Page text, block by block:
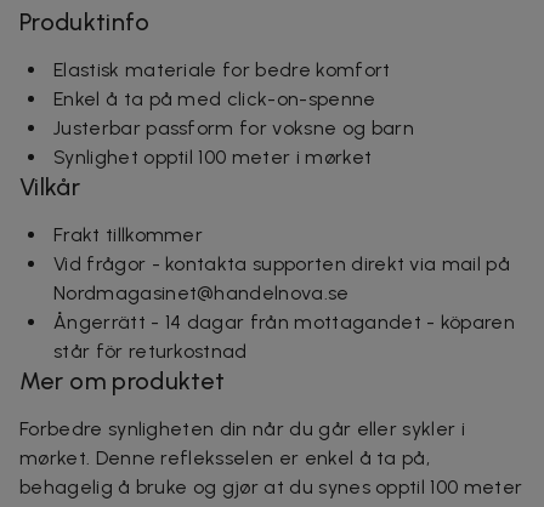
Produktinfo
Elastisk materiale for bedre komfort
Enkel å ta på med click-on-spenne
Justerbar passform for voksne og barn
Synlighet opptil 100 meter i mørket
Vilkår
Frakt tillkommer
Vid frågor - kontakta supporten direkt via mail på
Nordmagasinet@handelnova.se
Ångerrätt - 14 dagar från mottagandet - köparen
står för returkostnad
Mer om produktet
Forbedre synligheten din når du går eller sykler i
mørket. Denne refleksselen er enkel å ta på,
behagelig å bruke og gjør at du synes opptil 100 meter